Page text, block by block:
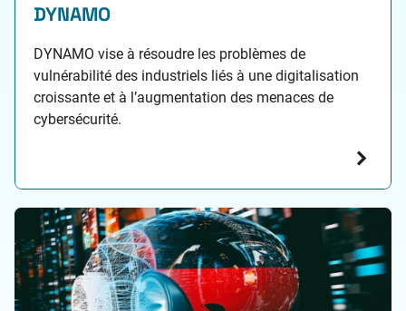
DYNAMO
DYNAMO vise à résoudre les problèmes de
vulnérabilité des industriels liés à une digitalisation
croissante et à l’augmentation des menaces de
cybersécurité.